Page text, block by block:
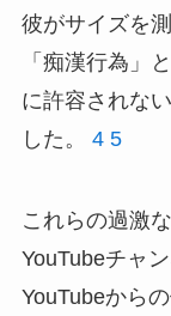
彼がサイズを
「痴漢行為」
に許容されな
した。 4 5
これらの過激
YouTubeチャ
YouTubeから